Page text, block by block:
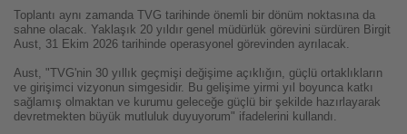
Toplantı aynı zamanda TVG tarihinde önemli bir dönüm noktasına da
sahne olacak. Yaklaşık 20 yıldır genel müdürlük görevini sürdüren Birgit
Aust, 31 Ekim 2026 tarihinde operasyonel görevinden ayrılacak.
Aust, "TVG'nin 30 yıllık geçmişi değişime açıklığın, güçlü ortaklıkların
ve girişimci vizyonun simgesidir. Bu gelişime yirmi yıl boyunca katkı
sağlamış olmaktan ve kurumu geleceğe güçlü bir şekilde hazırlayarak
devretmekten büyük mutluluk duyuyorum" ifadelerini kullandı.